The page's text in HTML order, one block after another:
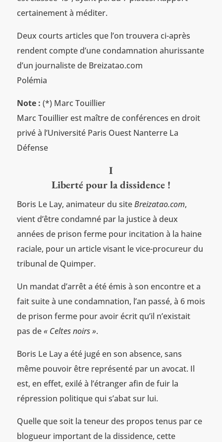
certainement à méditer.
Deux courts articles que l’on trouvera ci-après
rendent compte d’une condamnation ahurissante
d’un journaliste de Breizatao.com
Polémia
Note : (*) Marc Touillier
Marc Touillier est maître de conférences en droit
privé à l’Université Paris Ouest Nanterre La
Défense
I
Liberté pour la dissidence !
Boris Le Lay, animateur du siteBreizatao.com,
vient d’être condamné par la justice à deux
années de prison ferme pour incitation à la haine
raciale, pour un article visant le vice-procureur du
tribunal de Quimper.
Un mandat d’arrêt a été émis à son encontre et a
fait suite à une condamnation, l’an passé, à 6 mois
de prison ferme pour avoir écrit qu’il n’existait
pas de« Celtes noirs ».
Boris Le Lay a été jugé en son absence, sans
même pouvoir être représenté par un avocat. Il
est, en effet, exilé à l’étranger afin de fuir la
répression politique qui s’abat sur lui.
Quelle que soit la teneur des propos tenus par ce
blogueur important de la dissidence, cette